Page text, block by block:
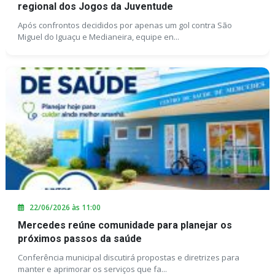
regional dos Jogos da Juventude
Após confrontos decididos por apenas um gol contra São
Miguel do Iguaçu e Medianeira, equipe en...
22/06/2026 às 11:00
Mercedes reúne comunidade para planejar os
próximos passos da saúde
Conferência municipal discutirá propostas e diretrizes para
manter e aprimorar os serviços que fa...